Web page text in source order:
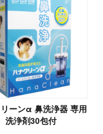
ーンα 鼻洗浄器 専用
洗浄剤30包付